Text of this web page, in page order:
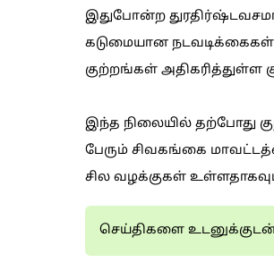
இதுபோன்ற
கடுமையான நடவடிக்கைகள்
குற்றங்கள் அதிகரித்துள்ள
இந்த நிலையில் தற்போது
பேரும் சிவகங்கை
சில வழக்குகள்
செய்திகளை